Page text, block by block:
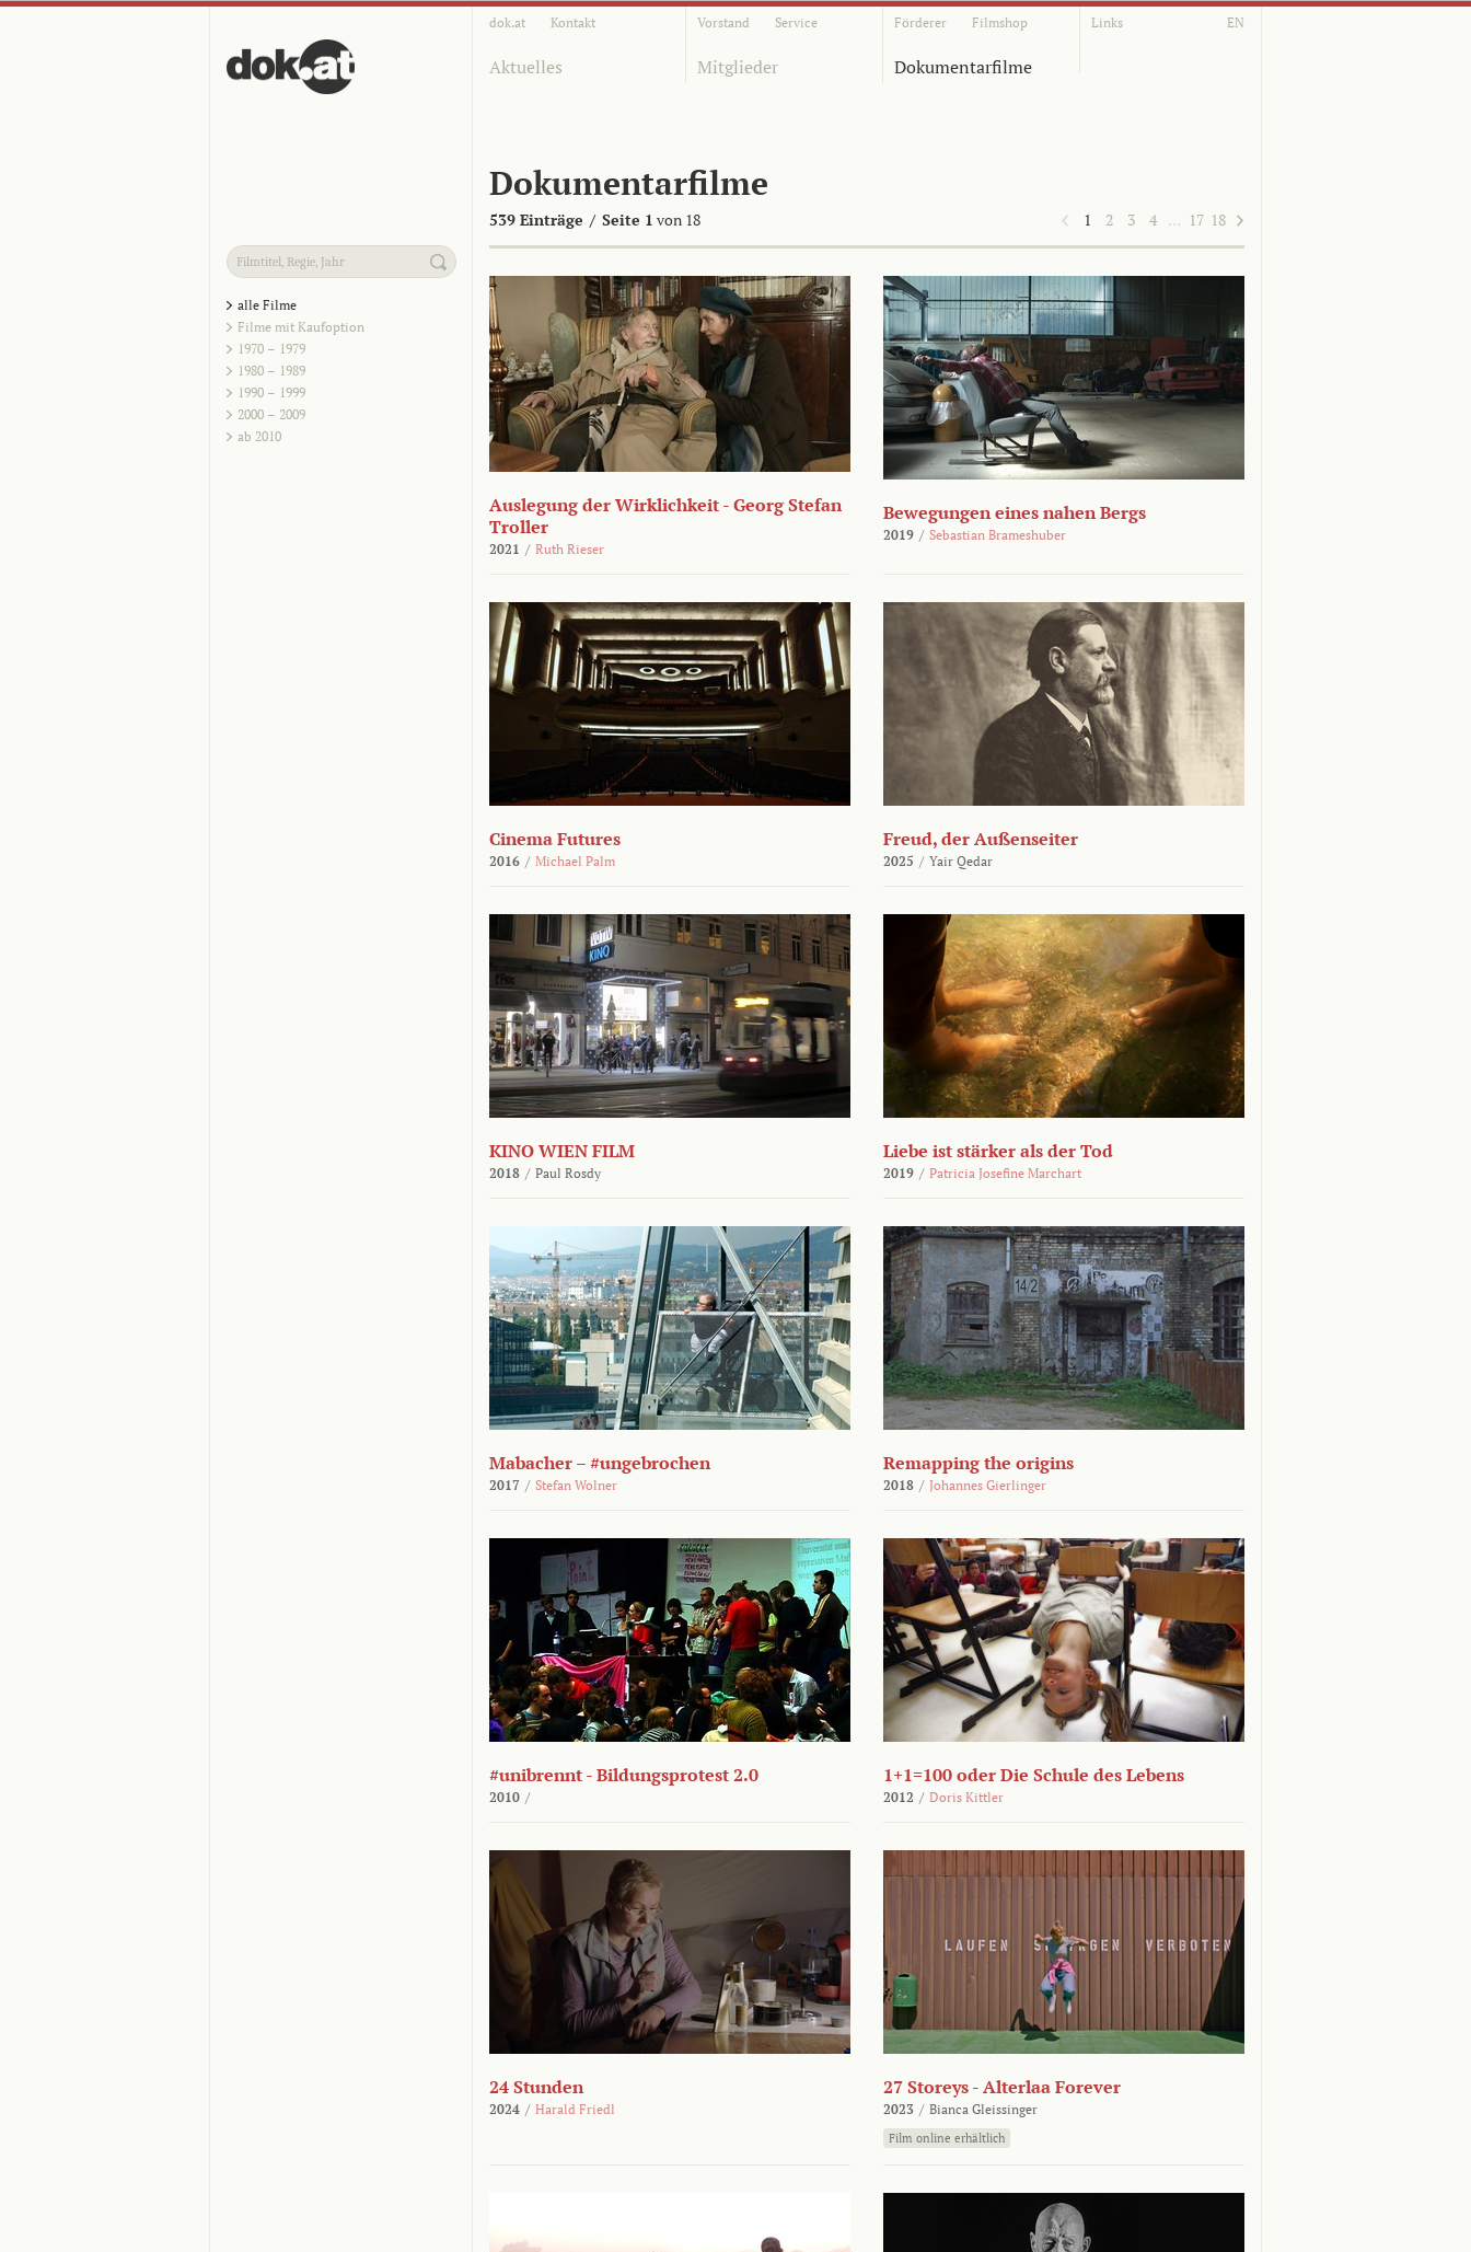
dok.at Kontakt Vorstand Service Förderer Filmshop Links EN
Aktuelles Mitglieder Dokumentarfilme
Dokumentarfilme
539 Einträge / Seite 1 von 18 1 2 3 4 … 17 18
alle Filme
Filme mit Kaufoption
1970 – 1979
1980 – 1989
1990 – 1999
2000 – 2009
ab 2010
Auslegung der Wirklichkeit - Georg Stefan
Troller
2021 / Ruth Rieser
Bewegungen eines nahen Bergs
2019 / Sebastian Brameshuber
Cinema Futures
2016 / Michael Palm
Freud, der Außenseiter
2025 / Yair Qedar
KINO WIEN FILM
2018 / Paul Rosdy
Liebe ist stärker als der Tod
2019 / Patricia Josefine Marchart
Mabacher – #ungebrochen
2017 / Stefan Wolner
Remapping the origins
2018 / Johannes Gierlinger
#unibrennt - Bildungsprotest 2.0
2010 /
1+1=100 oder Die Schule des Lebens
2012 / Doris Kittler
24 Stunden
2024 / Harald Friedl
27 Storeys - Alterlaa Forever
2023 / Bianca Gleissinger
Film online erhältlich